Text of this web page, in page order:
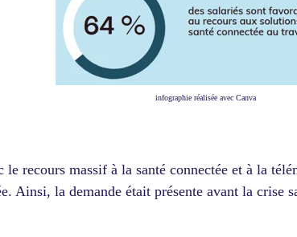
infographie réalisée avec Canva
recours massif à la santé connectée et à la
Ainsi, la demande était présente avant la